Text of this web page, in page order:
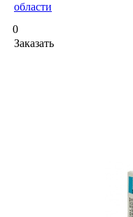
области
0
Заказать